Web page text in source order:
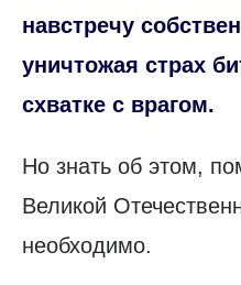
навстречу
уничтожая страх
схватке с врагом.
Но знать об этом,
Великой
необходимо.